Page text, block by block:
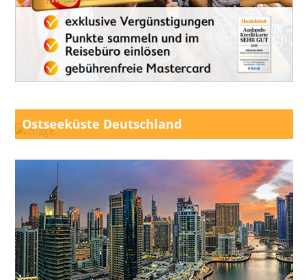
Ostseeküste Deutschland